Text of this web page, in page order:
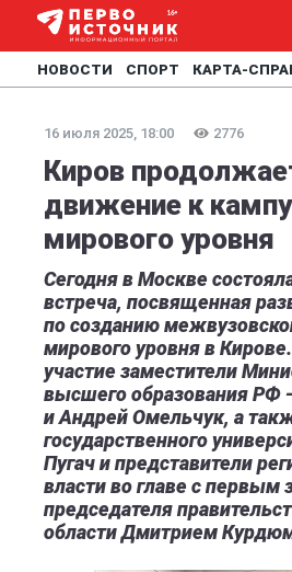
НОВОСТИ СПОРТ КАРТА-
16 июля 2025, 18:00 2776
Киров
движение к
мирового уровня
Сегодня в Москве
встреча, посвященная
по созданию
мирового уровня в
участие заместители
высшего образования РФ
и Андрей Омельчук, а
государственного
Пугач и представители
власти во главе с первым
председателя
области Дмитрием